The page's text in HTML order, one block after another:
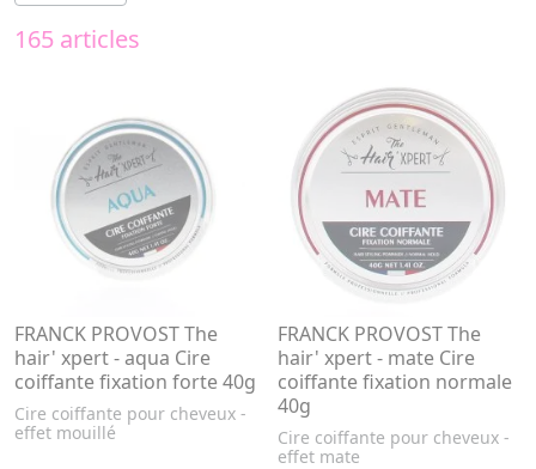
165 articles
FRANCK PROVOST The
hair' xpert - aqua Cire
coiffante fixation forte 40g
Cire coiffante pour cheveux -
effet mouillé
FRANCK PROVOST The
hair' xpert - mate Cire
coiffante fixation normale
40g
Cire coiffante pour cheveux -
effet mate